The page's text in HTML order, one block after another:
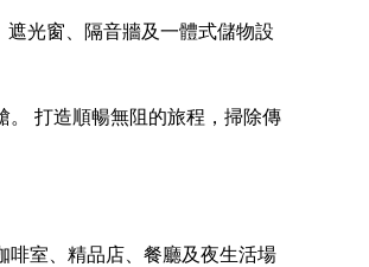
光窗、隔音牆及一體式儲物設
打造順暢無阻的旅程，掃除傳
室、精品店、餐廳及夜生活場